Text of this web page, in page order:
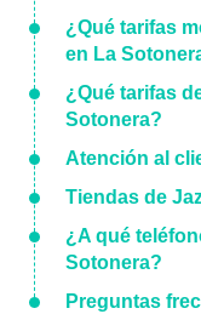
¿Qué tarifas
en La
¿Qué tarifas
Sotonera?
Atención al
Tiendas de
¿A qué
Sotonera?
Preguntas